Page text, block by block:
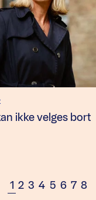
ikke velges bort
Side
1 Side
2 Side
3 Side
4 Side
5 Side
6 Side
7 Side
8